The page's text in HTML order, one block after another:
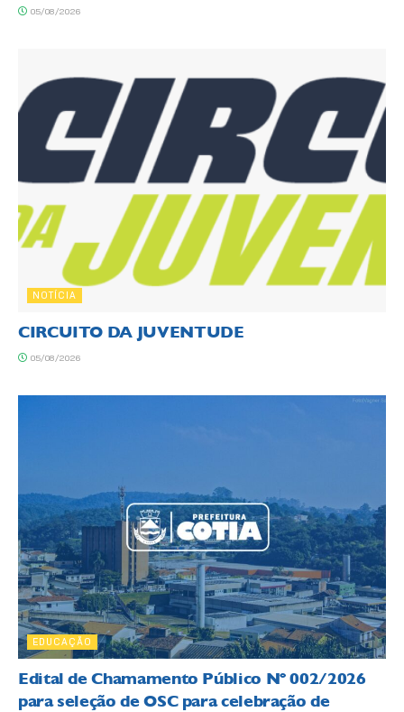
05/08/2026
NOTÍCIA
CIRCUITO DA JUVENTUDE
05/08/2026
EDUCAÇÃO
Edital de Chamamento Público Nº 002/2026
para seleção de OSC para celebração de